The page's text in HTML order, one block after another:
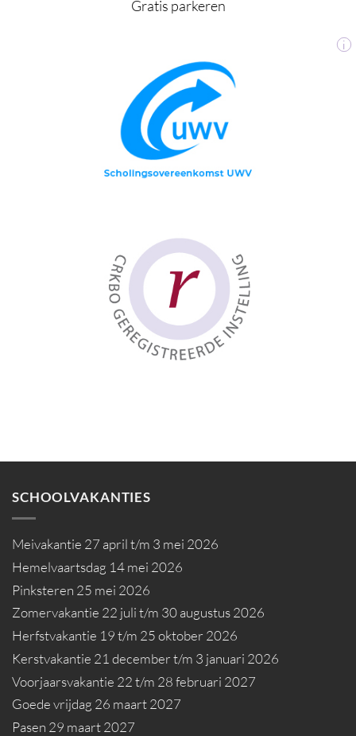
Gratis parkeren
i
SCHOOLVAKANTIES
Meivakantie 27 april t/m 3 mei 2026
Hemelvaartsdag 14 mei 2026
Pinksteren 25 mei 2026
Zomervakantie 22 juli t/m 30 augustus 2026
Herfstvakantie 19 t/m 25 oktober 2026
Kerstvakantie 21 december t/m 3 januari 2026
Voorjaarsvakantie 22 t/m 28 februari 2027
Goede vrijdag 26 maart 2027
Pasen 29 maart 2027